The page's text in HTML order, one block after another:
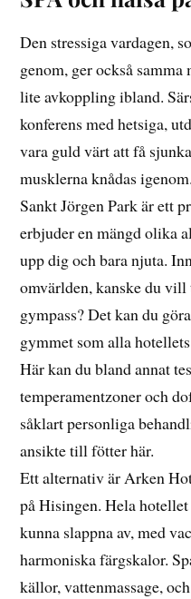
Den stressiga vardagen,
genom, ger också
lite avkoppling ibland.
konferens med hetsiga,
vara guld värt att få
musklerna knådas igenom.
Sankt Jörgen Park är ett
erbjuder en mängd olika
upp dig och bara njuta.
omvärlden, kanske du
gympass? Det kan du
gymmet som alla
Här kan du bland annat
temperamentzoner och
såklart personliga
ansikte till fötter här.
Ett alternativ är Arken
på Hisingen. Hela
kunna slappna av, med
harmoniska färgskalor.
källor, vattenmassage,